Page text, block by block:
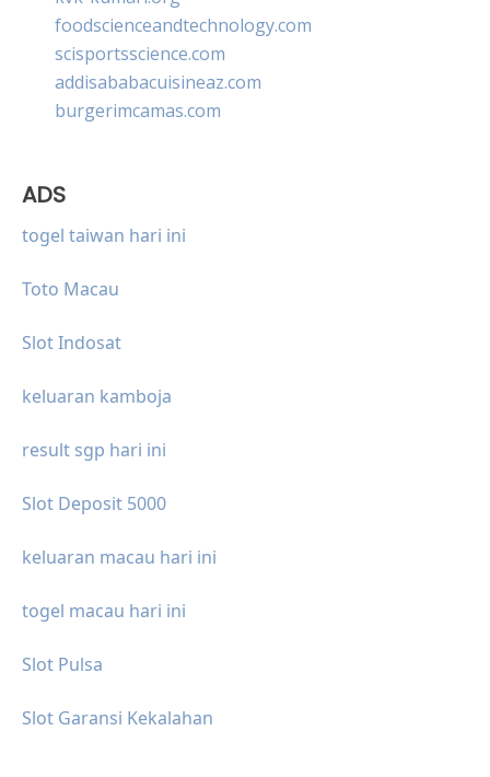
foodscienceandtechnology.com
scisportsscience.com
addisababacuisineaz.com
burgerimcamas.com
ADS
togel taiwan hari ini
Toto Macau
Slot Indosat
keluaran kamboja
result sgp hari ini
Slot Deposit 5000
keluaran macau hari ini
togel macau hari ini
Slot Pulsa
Slot Garansi Kekalahan